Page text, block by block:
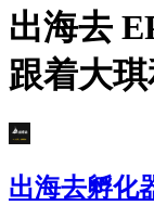
出海去
跟着大
出海去孵化